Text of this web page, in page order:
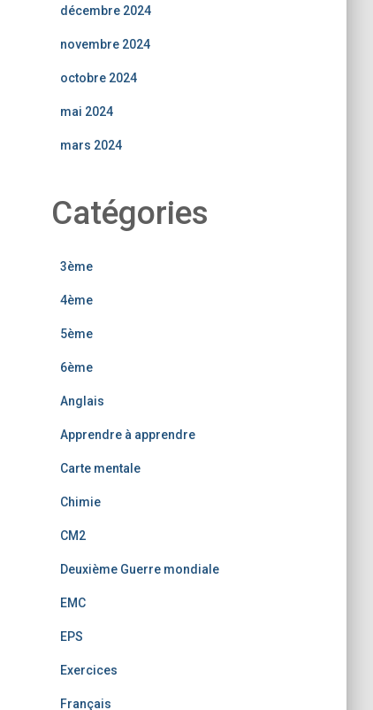
décembre 2024
novembre 2024
octobre 2024
mai 2024
mars 2024
Catégories
3ème
4ème
5ème
6ème
Anglais
Apprendre à apprendre
Carte mentale
Chimie
CM2
Deuxième Guerre mondiale
EMC
EPS
Exercices
Français